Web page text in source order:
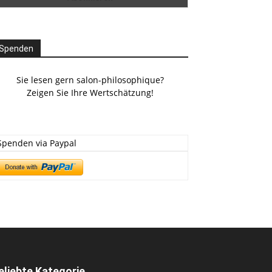
Sie lesen gern salon-philosophique?
Zeigen Sie Ihre Wertschätzung!
via Paypal